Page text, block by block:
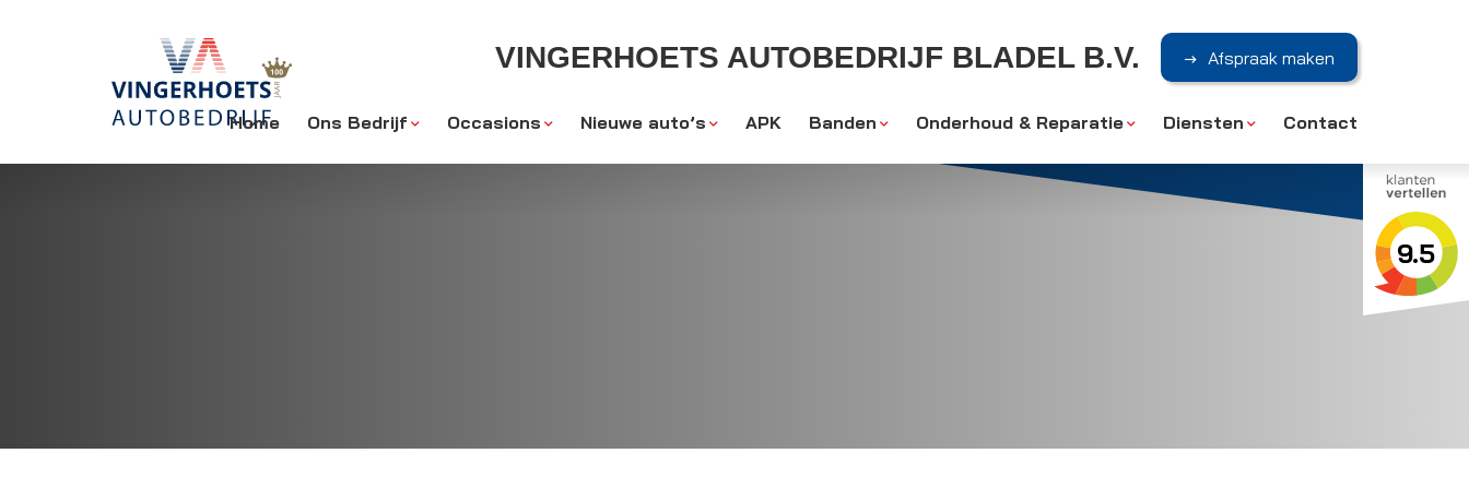
VINGERHOETS AUTOBEDRIJF BLADEL B.V. Afspraak maken
Home Ons Bedrijf Occasions Nieuwe auto’s APK Banden Onderhoud & Reparatie Diensten Contact
9.5